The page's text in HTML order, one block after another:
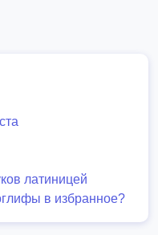
латиницей
в избранное?